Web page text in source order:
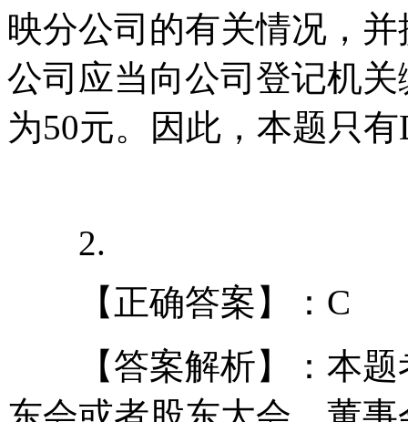
映分公司的有关情况，
公司应当向公司登记机
为50元。因此，本题只
2.
【正确答案】：C
【答案解析】：本题